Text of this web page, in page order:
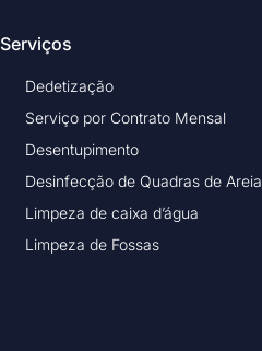
Serviços
Dedetização
Serviço por Contrato Mensal
Desentupimento
Desinfecção de Quadras de Areia
Limpeza de caixa d’água
Limpeza de Fossas